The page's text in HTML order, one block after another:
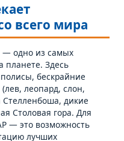
всего мира
— одно из самых
планете. Здесь
бескрайние
леопард, слон,
Стелленбоша, дикие
Столовая гора. Для
— это возможность
лучших